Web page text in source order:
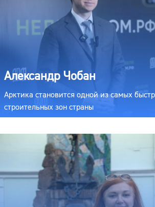
Александр Чобан
Арктика становится одной из самых
строительных зон страны